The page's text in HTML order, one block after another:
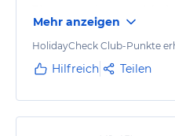
(Reinigungszeiten, ab und
Option den Zuschlag zu
fanden wir unnötig und
nach ein 5 Stern all
gleiche Leistungen
Mehr anzeigen
HolidayCheck Club-Punkte
Hilfreich Teilen